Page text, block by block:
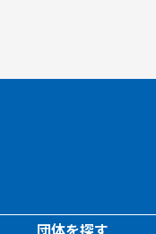
団体を探す